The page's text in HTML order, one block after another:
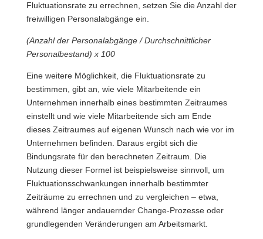
Fluktuationsrate zu errechnen, setzen Sie die Anzahl der
freiwilligen Personalabgänge ein.
(Anzahl der Personalabgänge / Durchschnittlicher
Personalbestand) x 100
Eine weitere Möglichkeit, die Fluktuationsrate zu
bestimmen, gibt an, wie viele Mitarbeitende ein
Unternehmen innerhalb eines bestimmten Zeitraumes
einstellt und wie viele Mitarbeitende sich am Ende
dieses Zeitraumes auf eigenen Wunsch nach wie vor im
Unternehmen befinden. Daraus ergibt sich die
Bindungsrate für den berechneten Zeitraum. Die
Nutzung dieser Formel ist beispielsweise sinnvoll, um
Fluktuationsschwankungen innerhalb bestimmter
Zeiträume zu errechnen und zu vergleichen – etwa,
während länger andauernder Change-Prozesse oder
grundlegenden Veränderungen am Arbeitsmarkt.